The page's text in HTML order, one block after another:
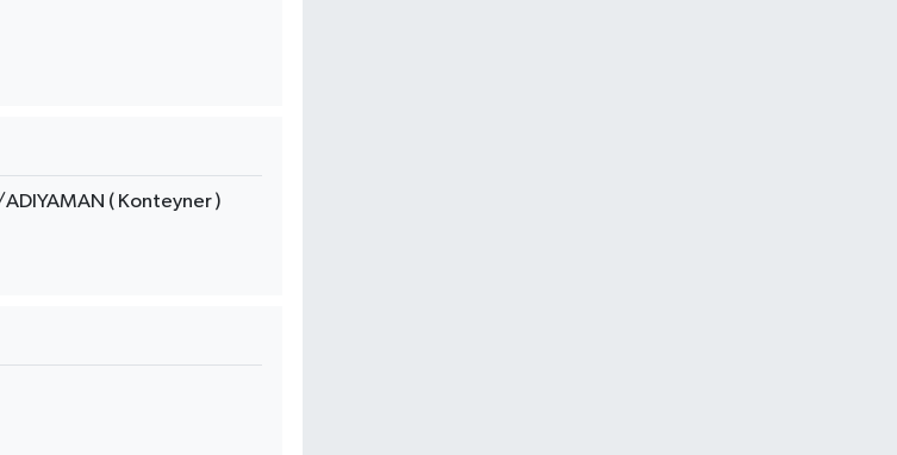
ADIYAMAN ( Konteyner )